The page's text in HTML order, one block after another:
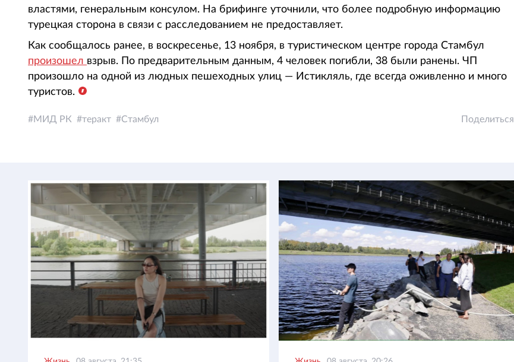
властями, генеральным консулом. На брифинге уточнили, что более подробную информацию
турецкая сторона в связи с расследованием не предоставляет.
Как сообщалось ранее, в воскресенье, 13 ноября, в туристическом центре города Стамбул
произошел взрыв. По предварительным данным, 4 человек погибли, 38 были ранены. ЧП
произошло на одной из людных пешеходных улиц — Истикляль, где всегда оживленно и много
туристов.
МИД РК теракт Стамбул Поделиться